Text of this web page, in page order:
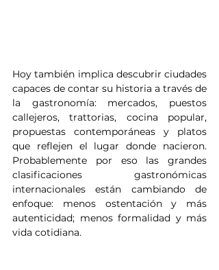
Hoy también implica descubrir ciudades
capaces de contar su historia a través de
la gastronomía: mercados, puestos
callejeros, trattorias, cocina popular,
propuestas contemporáneas y platos
que reflejen el lugar donde nacieron.
Probablemente por eso las grandes
clasificaciones gastronómicas
internacionales están cambiando de
enfoque: menos ostentación y más
autenticidad; menos formalidad y más
vida cotidiana.